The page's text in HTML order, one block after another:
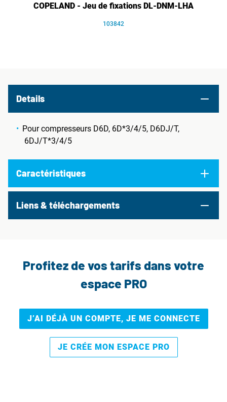
COPELAND - Jeu de fixations DL-DNM-LHA
103842
Details
Pour compresseurs D6D, 6D*3/4/5, D6DJ/T,
6DJ/T*3/4/5
Caractéristiques
Liens & téléchargements
Profitez de vos tarifs dans votre
espace PRO
J’AI DÉJÀ UN COMPTE, JE ME CONNECTE
JE CRÉE MON ESPACE PRO